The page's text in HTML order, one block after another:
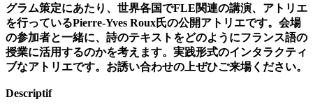
グラム策定にあたり、世界各国でFLE関連の講演、アトリエ
を行っているPierre-Yves Roux氏の公開アトリエです。会場
の参加者と一緒に、詩のテキストをどのようにフランス語の
授業に活用するのかを考えます。実践形式のインタラクティ
ブなアトリエです。お誘い合わせの上ぜひご来場ください。
Descriptif